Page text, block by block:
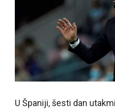
U Španiji, šesti dan